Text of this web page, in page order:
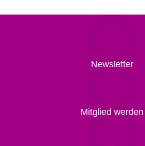
Newsletter
Mitglied werden